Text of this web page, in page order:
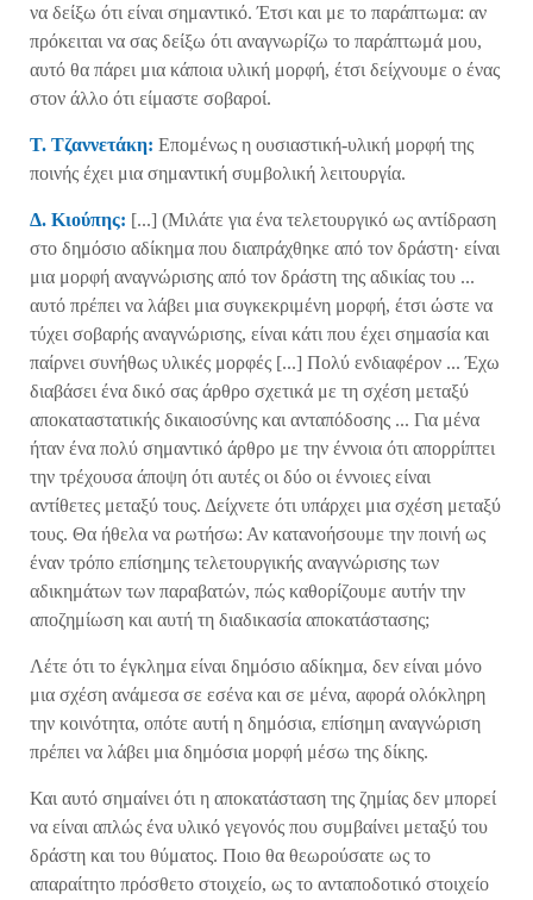
να δείξω ότι είναι σημαντικό. Έτσι και με το παράπτωμα: αν
πρόκειται να σας δείξω ότι αναγνωρίζω το παράπτωμά μου,
αυτό θα πάρει μια κάποια υλική μορφή, έτσι δείχνουμε ο ένας
στον άλλο ότι είμαστε σοβαροί.
T. Τζαννετάκη: Επομένως η ουσιαστική-υλική μορφή της
ποινής έχει μια σημαντική συμβολική λειτουργία.
Δ. Κιούπης: [...] (Μιλάτε για ένα τελετουργικό ως αντίδραση
στο δημόσιο αδίκημα που διαπράχθηκε από τον δράστη· είναι
μια μορφή αναγνώρισης από τον δράστη της αδικίας του ...
αυτό πρέπει να λάβει μια συγκεκριμένη μορφή, έτσι ώστε να
τύχει σοβαρής αναγνώρισης, είναι κάτι που έχει σημασία και
παίρνει συνήθως υλικές μορφές [...] Πολύ ενδιαφέρον ... Έχω
διαβάσει ένα δικό σας άρθρο σχετικά με τη σχέση μεταξύ
αποκαταστατικής δικαιοσύνης και ανταπόδοσης ... Για μένα
ήταν ένα πολύ σημαντικό άρθρο με την έννοια ότι απορρίπτει
την τρέχουσα άποψη ότι αυτές οι δύο οι έννοιες είναι
αντίθετες μεταξύ τους. Δείχνετε ότι υπάρχει μια σχέση μεταξύ
τους. Θα ήθελα να ρωτήσω: Αν κατανοήσουμε την ποινή ως
έναν τρόπο επίσημης τελετουργικής αναγνώρισης των
αδικημάτων των παραβατών, πώς καθορίζουμε αυτήν την
αποζημίωση και αυτή τη διαδικασία αποκατάστασης;
Λέτε ότι το έγκλημα είναι δημόσιο αδίκημα, δεν είναι μόνο
μια σχέση ανάμεσα σε εσένα και σε μένα, αφορά ολόκληρη
την κοινότητα, οπότε αυτή η δημόσια, επίσημη αναγνώριση
πρέπει να λάβει μια δημόσια μορφή μέσω της δίκης.
Και αυτό σημαίνει ότι η αποκατάσταση της ζημίας δεν μπορεί
να είναι απλώς ένα υλικό γεγονός που συμβαίνει μεταξύ του
δράστη και του θύματος. Ποιο θα θεωρούσατε ως το
απαραίτητο πρόσθετο στοιχείο, ως το ανταποδοτικό στοιχείο